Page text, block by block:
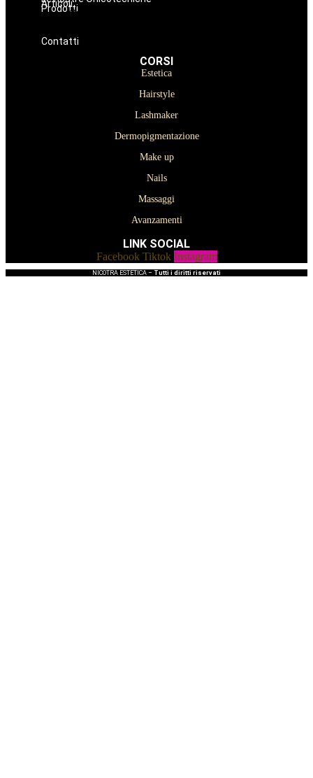
Articoli
ProdottiOniconails
Prodotti per ricostruzione unghie
Contatti
CORSI
Estetica
Hairstyle
Lashmaker
Dermopigmentazione
Make up
Nails
Massaggi
Avanzamenti
LINK SOCIAL
Facebook Tiktok Instagram
NICOTRA ESTETICA – Tutti i diritti riservati